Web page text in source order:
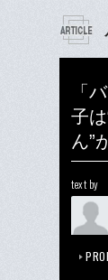
「
子
ん”
text by